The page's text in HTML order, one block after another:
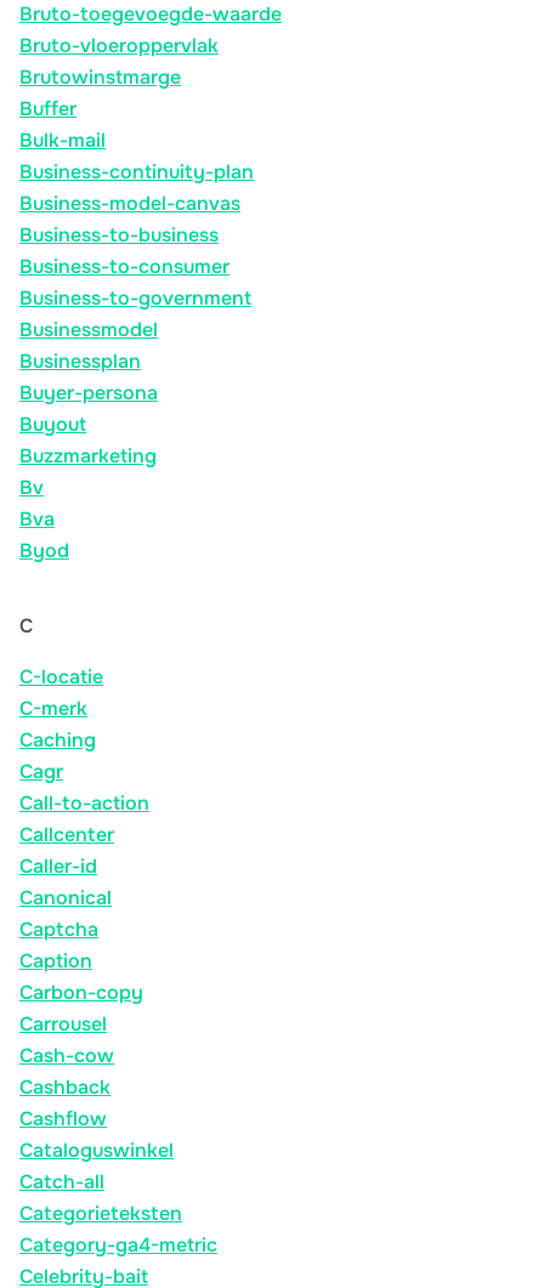
Bruto-toegevoegde-waarde
Bruto-vloeroppervlak
Brutowinstmarge
Buffer
Bulk-mail
Business-continuity-plan
Business-model-canvas
Business-to-business
Business-to-consumer
Business-to-government
Businessmodel
Businessplan
Buyer-persona
Buyout
Buzzmarketing
Bv
Bva
Byod
C
C-locatie
C-merk
Caching
Cagr
Call-to-action
Callcenter
Caller-id
Canonical
Captcha
Caption
Carbon-copy
Carrousel
Cash-cow
Cashback
Cashflow
Cataloguswinkel
Catch-all
Categorieteksten
Category-ga4-metric
Celebrity-bait